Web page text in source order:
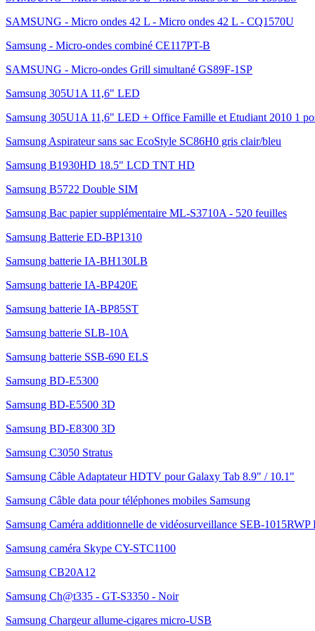
SAMSUNG - Micro ondes 42 L - Micro ondes 42 L - CQ1570U
Samsung - Micro-ondes combiné CE117PT-B
SAMSUNG - Micro-ondes Grill simultané GS89F-1SP
Samsung 305U1A 11,6" LED
Samsung 305U1A 11,6" LED + Office Famille et Etudiant 2010 1
Samsung Aspirateur sans sac EcoStyle SC86H0 gris clair/bleu
Samsung B1930HD 18.5" LCD TNT HD
Samsung B5722 Double SIM
Samsung Bac papier supplémentaire ML-S3710A - 520 feuilles
Samsung Batterie ED-BP1310
Samsung batterie IA-BH130LB
Samsung batterie IA-BP420E
Samsung batterie IA-BP85ST
Samsung batterie SLB-10A
Samsung batterie SSB-690 ELS
Samsung BD-E5300
Samsung BD-E5500 3D
Samsung BD-E8300 3D
Samsung C3050 Stratus
Samsung Câble Adaptateur HDTV pour Galaxy Tab 8.9" / 10.1"
Samsung Câble data pour téléphones mobiles Samsung
Samsung Caméra additionnelle de vidéosurveillance SEB-1015RWP
Samsung caméra Skype CY-STC1100
Samsung CB20A12
Samsung Ch@t335 - GT-S3350 - Noir
Samsung Chargeur allume-cigares micro-USB